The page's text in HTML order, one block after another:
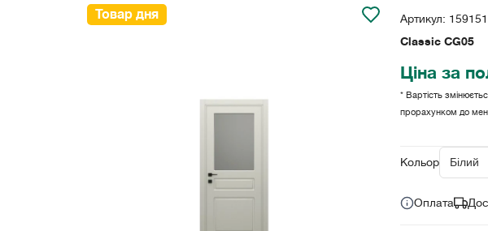
Товар дня Артикул:
Classic CG05
Ціна за
* Вартість
прорахунком до
Кольори:
Оплата